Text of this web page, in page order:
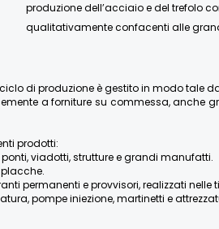
produzione dell’acciaio e del trefolo
qualitativamente confacenti alle
di produzione è gestito in modo tale
a forniture su commessa,
prodotti:
viadotti, strutture e grandi manufatti.
permanenti e provvisori, realizzati nelle
pompe iniezione, martinetti e